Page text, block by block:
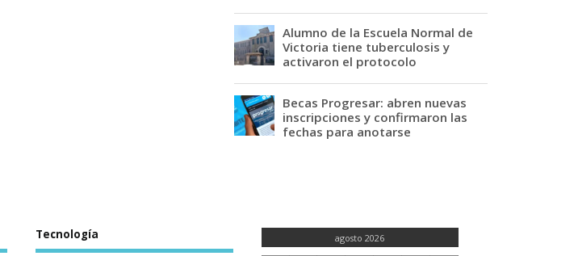
Alumno de la Escuela Normal de
Victoria tiene tuberculosis y
activaron el protocolo
Becas Progresar: abren nuevas
inscripciones y confirmaron las
fechas para anotarse
Tecnología agosto 2026